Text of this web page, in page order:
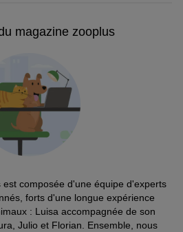
magazine zooplus
composée d'une équipe d'experts
forts d'une longue expérience
: Luisa accompagnée de son
Julio et Florian. Ensemble, nous